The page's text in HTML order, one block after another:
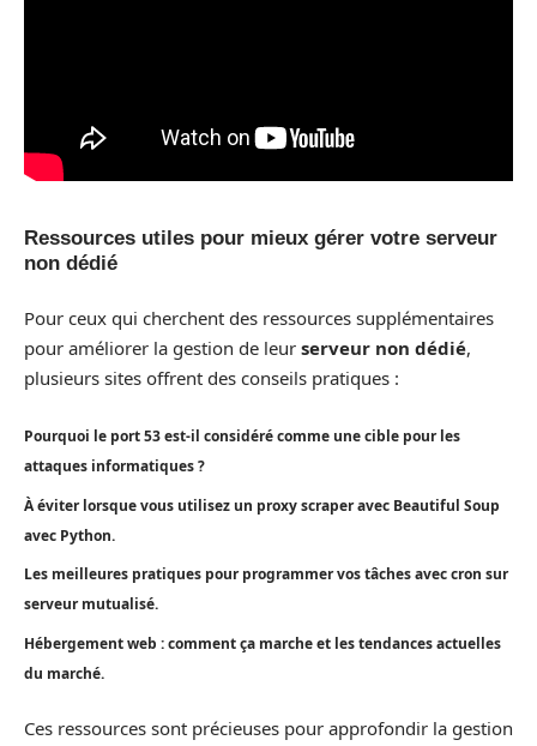
Ressources utiles pour mieux gérer votre serveur
non dédié
Pour ceux qui cherchent des ressources supplémentaires
pour améliorer la gestion de leur serveur non dédié,
plusieurs sites offrent des conseils pratiques :
Pourquoi le port 53 est-il considéré comme une cible pour les
attaques informatiques ?
À éviter lorsque vous utilisez un proxy scraper avec Beautiful Soup
avec Python.
Les meilleures pratiques pour programmer vos tâches avec cron sur
serveur mutualisé.
Hébergement web : comment ça marche et les tendances actuelles
du marché.
Ces ressources sont précieuses pour approfondir la gestion